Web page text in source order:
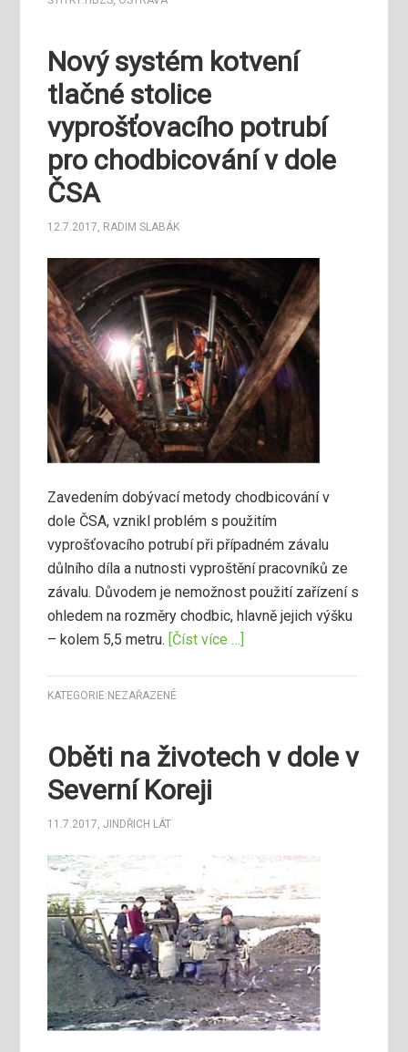
Nový systém kotvení
tlačné stolice
vyprošťovacího potrubí
pro chodbicování v dole
ČSA
12.7.2017, RADIM SLABÁK
Zavedením dobývací metody chodbicování v
dole ČSA, vznikl problém s použitím
vyprošťovacího potrubí při případném závalu
důlního díla a nutnosti vyproštění pracovníků ze
závalu. Důvodem je nemožnost použití zařízení s
ohledem na rozměry chodbic, hlavně jejich výšku
– kolem 5,5 metru. [Číst více …]
KATEGORIE: NEZAŘAZENÉ
Oběti na životech v dole v
Severní Koreji
11.7.2017,JINDŘICH LÁT